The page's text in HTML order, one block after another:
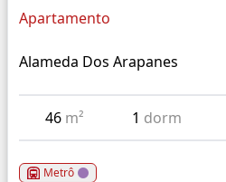
Apartamento
Alameda Dos Arapanes
46 m² 1 dorm
Metrô